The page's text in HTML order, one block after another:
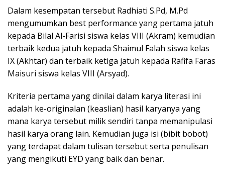
Dalam kesempatan tersebut Radhiati S.Pd, M.Pd
mengumumkan best performance yang pertama jatuh
kepada Bilal Al-Farisi siswa kelas VIII (Akram) kemudian
terbaik kedua jatuh kepada Shaimul Falah siswa kelas
IX (Akhtar) dan terbaik ketiga jatuh kepada Rafifa Faras
Maisuri siswa kelas VIII (Arsyad).
Kriteria pertama yang dinilai dalam karya literasi ini
adalah ke-originalan (keaslian) hasil karyanya yang
mana karya tersebut milik sendiri tanpa memanipulasi
hasil karya orang lain. Kemudian juga isi (bibit bobot)
yang terdapat dalam tulisan tersebut serta penulisan
yang mengikuti EYD yang baik dan benar.